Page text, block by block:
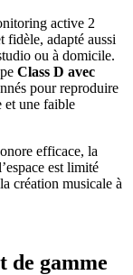
active 2
fidèle, adapté aussi
ou à domicile.
Class D avec
pour reproduire
et une faible
efficace, la
est limité
création musicale à
de gamme